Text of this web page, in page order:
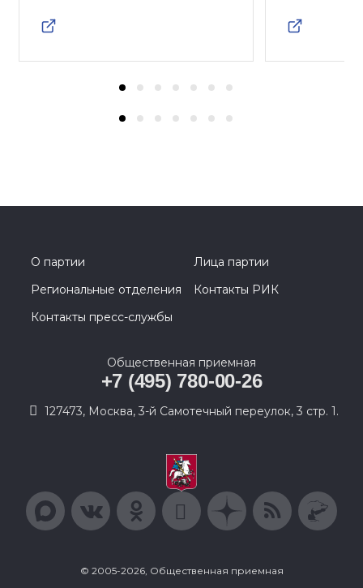
О партии
Лица партии
Региональные отделения
Контакты РИК
Контакты пресс-службы
Общественная приемная
+7 (495) 780-00-26
127473, Москва, 3-й Самотечный переулок, 3 стр. 1.
© 2005-2026, Общественная приемная